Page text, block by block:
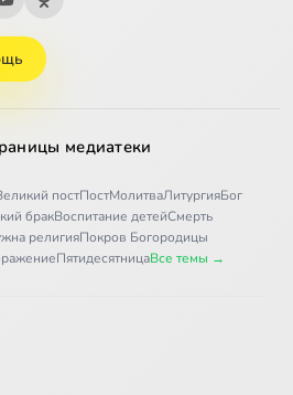
медиатеки
постПостМолитваЛитургияБог
бракВоспитание детейСмерть
религияПокров Богородицы
ПятидесятницаВсе темы →